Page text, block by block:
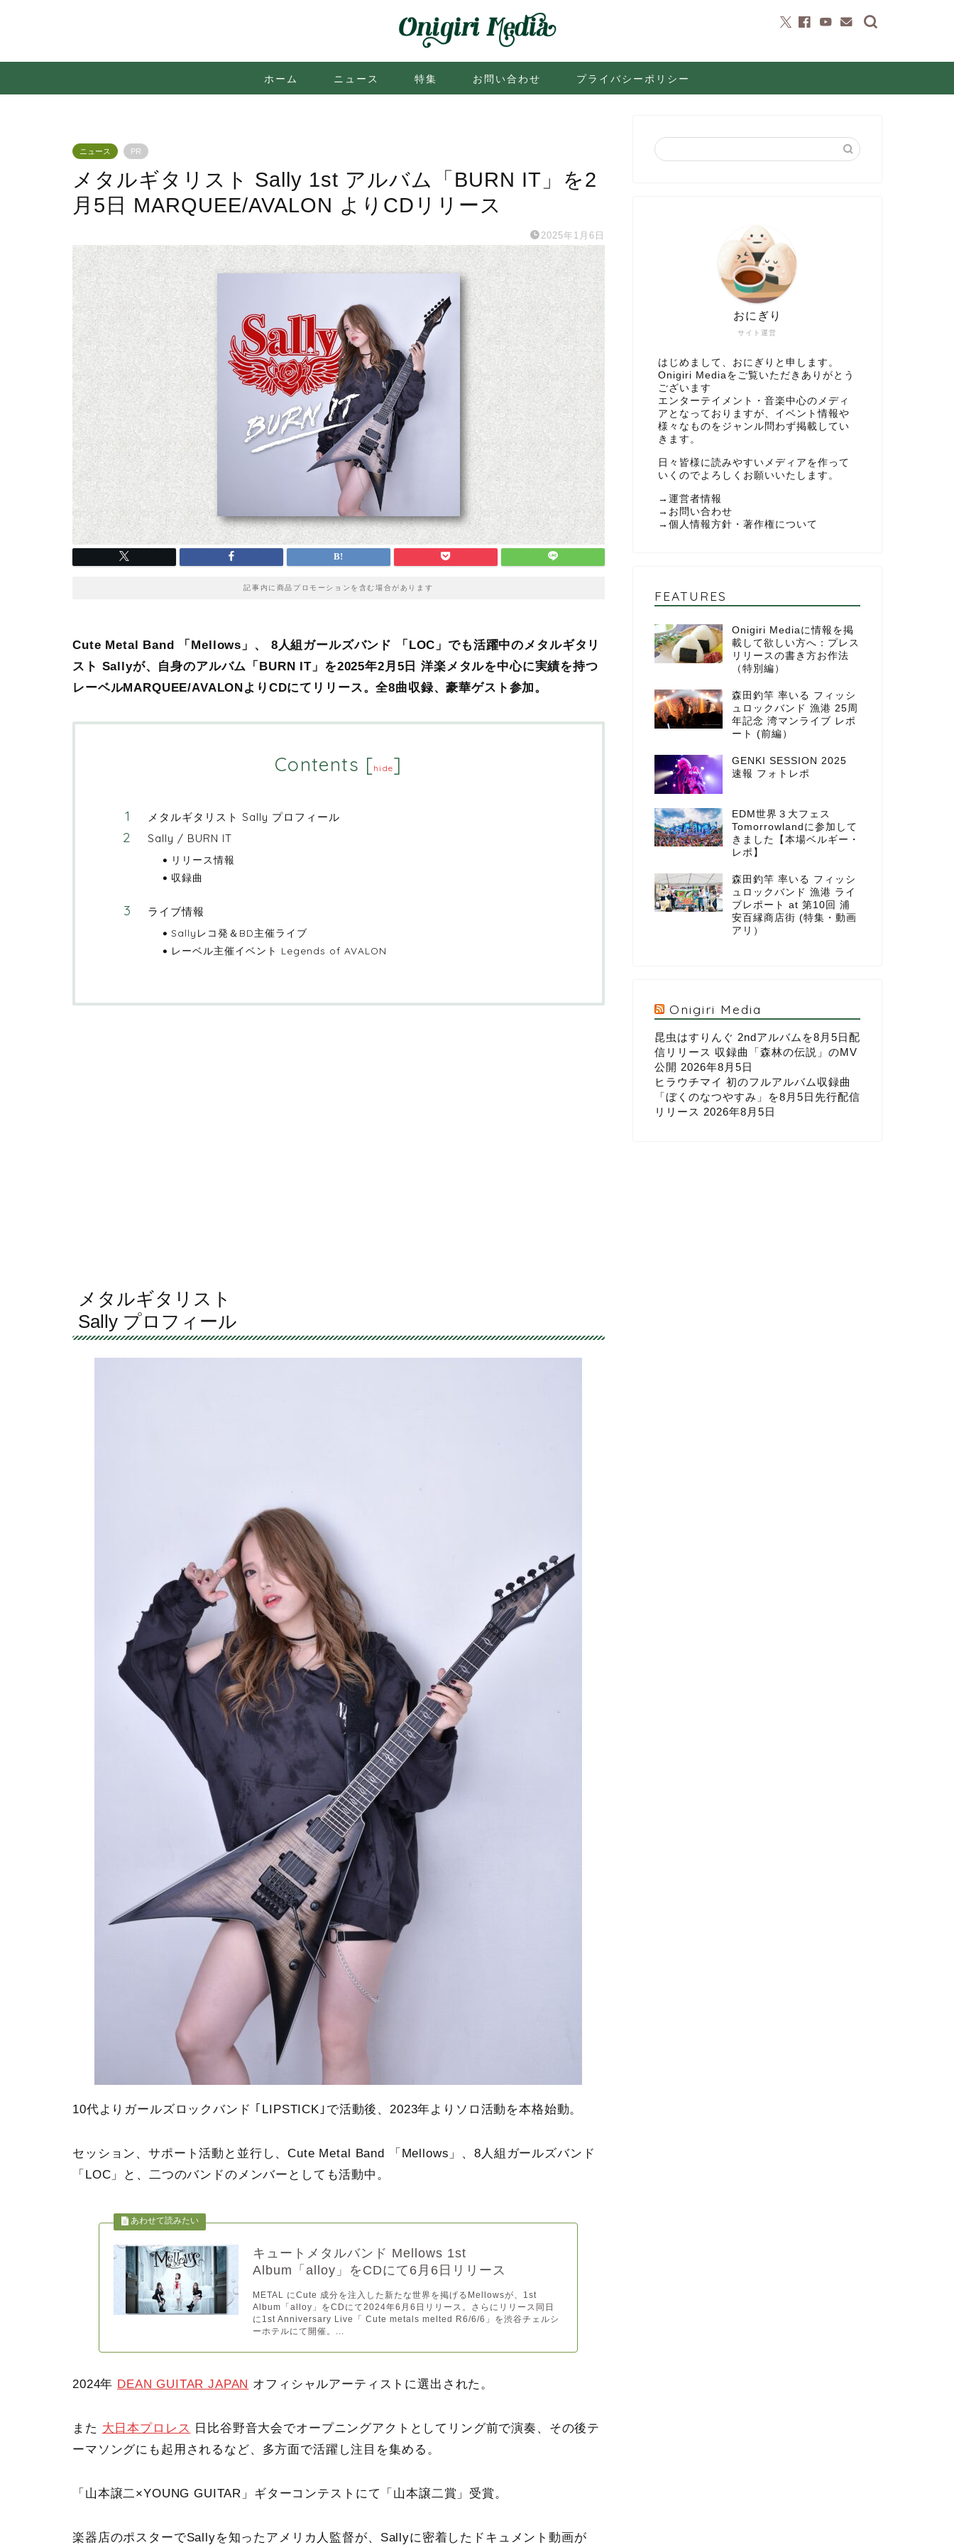
ホーム ニュース 特集 お問い合わせ プライバシーポリシー
ニュース PR
メタルギタリスト Sally 1st アルバム「BURN IT」を2
月5日 MARQUEE/AVALON よりCDリリース
2025年1月6日
記事内に商品プロモーションを含む場合があります
Cute Metal Band 「Mellows」、 8人組ガールズバンド 「LOC」でも活躍中のメタルギタリ
スト Sallyが、自身のアルバム「BURN IT」を2025年2月5日 洋楽メタルを中心に実績を持つ
レーベルMARQUEE/AVALONよりCDにてリリース。全8曲収録、豪華ゲスト参加。
Contents [hide]
メタルギタリスト Sally プロフィール
Sally / BURN IT
リリース情報
収録曲
ライブ情報
Sallyレコ発＆BD主催ライブ
レーベル主催イベント Legends of AVALON
メタルギタリスト
Sally プロフィール
10代よりガールズロックバンド ｢LIPSTICK｣で活動後、2023年よりソロ活動を本格始動。
セッション、サポート活動と並行し、Cute Metal Band 「Mellows」、8人組ガールズバンド
「LOC」と、二つのバンドのメンバーとしても活動中。
キュートメタルバンド Mellows 1st
Album「alloy」をCDにて6月6日リリース
METAL にCute 成分を注入した新たな世界を掲げるMellowsが、1st
Album「alloy」をCDにて2024年6月6日リリース。さらにリリース同日
に1st Anniversary Live「 Cute metals melted R6/6/6」を渋谷チェルシ
ーホテルにて開催。...
2024年 DEAN GUITAR JAPAN オフィシャルアーティストに選出された。
また 大日本プロレス
日比谷野音大会でオープニングアクトとしてリング前で演奏、その後テ
ーマソングにも起用されるなど、多方面で活躍し注目を集める。
「山本譲二×YOUNG GUITAR」ギターコンテストにて「山本譲二賞」受賞。
楽器店のポスターでSallyを知ったアメリカ人監督が、Sallyに密着したドキュメント動画が
サイト運営
おにぎり
はじめまして、おにぎりと申します。
Onigiri Mediaをご覧いただきありがとう
ございます
エンターテイメント・音楽中心のメディ
アとなっておりますが、イベント情報や
様々なものをジャンル問わず掲載してい
きます。
日々皆様に読みやすいメディアを作って
いくのでよろしくお願いいたします。
→ 運営者情報
→ お問い合わせ
→ 個人情報方針・著作権について
FEATURES
Onigiri Mediaに情報を掲
載して欲しい方へ：プレス
リリースの書き方お作法
（特別編）
森田釣竿 率いる フィッシ
ュロックバンド 漁港 25周
年記念 湾マンライブ レポ
ート (前編）
GENKI SESSION 2025
速報 フォトレポ
EDM世界３大フェス
Tomorrowlandに参加して
きました【本場ベルギー・
レポ】
森田釣竿 率いる フィッシ
ュロックバンド 漁港 ライ
ブレポート at 第10回 浦
安百縁商店街 (特集・動画
アリ）
Onigiri Media
昆虫はすりんぐ 2ndアルバムを8月5日配
信リリース 収録曲「森林の伝説」のMV
公開 2026年8月5日
ヒラウチマイ 初のフルアルバム収録曲
「ぼくのなつやすみ」を8月5日先行配信
リリース 2026年8月5日